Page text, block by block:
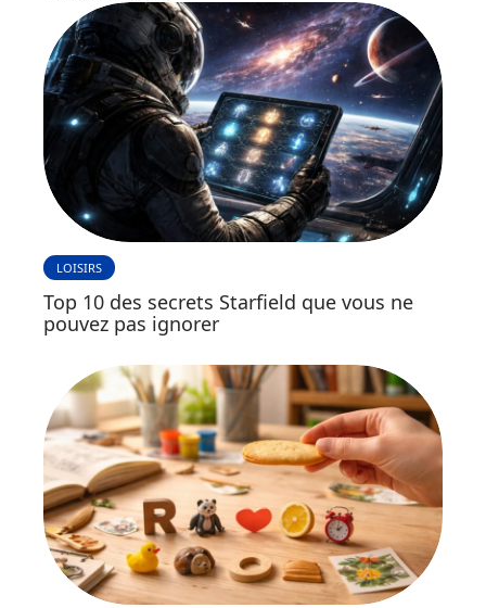
LOISIRS
Top 10 des secrets Starfield que vous ne
pouvez pas ignorer